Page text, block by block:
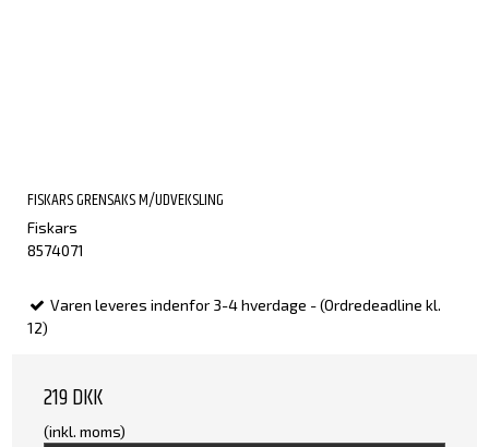
FISKARS GRENSAKS M/UDVEKSLING
Fiskars
8574071
Varen leveres indenfor 3-4 hverdage - (Ordredeadline kl.
12)
219 DKK
(inkl. moms)